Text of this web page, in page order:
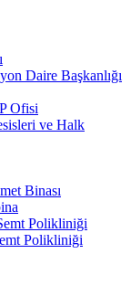
Daire Başkanlığı
Ofisi
ve Halk
Binası
Polikliniği
Polikliniği